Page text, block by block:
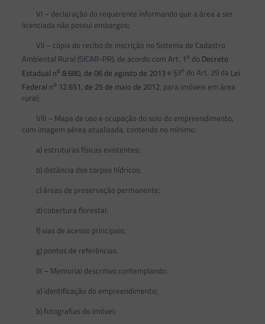
VI – declaração do requerente informando que a área a ser
licenciada não possui embargos;
VII – cópia do recibo de inscrição no Sistema de Cadastro
Ambiental Rural (SICAR-PR), de acordo com Art. 1o do Decreto
Estadual no 8.680, de 06 de agosto de 2013 e §3o do Art. 29 da Lei
Federal no 12.651, de 25 de maio de 2012, para imóveis em área
rural;
VIII – Mapa de uso e ocupação do solo do empreendimento,
com imagem aérea atualizada, contendo no mínimo:
a) estruturas físicas existentes;
b) distância dos corpos hídricos;
c) áreas de preservação permanente;
d) cobertura florestal;
f) vias de acesso principais;
g) pontos de referências.
IX – Memorial descritivo contemplando:
a) identificação do empreendimento;
b) fotografias do imóvel;